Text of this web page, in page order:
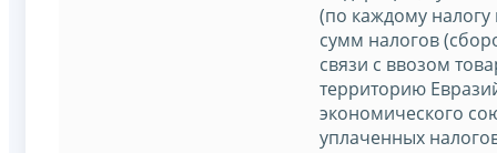
(по каждому налогу
сумм налогов
связи с ввозом
территорию
экономического
уплаченных